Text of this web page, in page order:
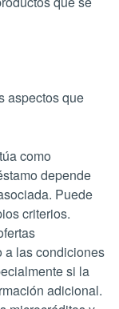
aspectos que
como
depende
Puede
criterios.
a las condiciones
si la
adicional.